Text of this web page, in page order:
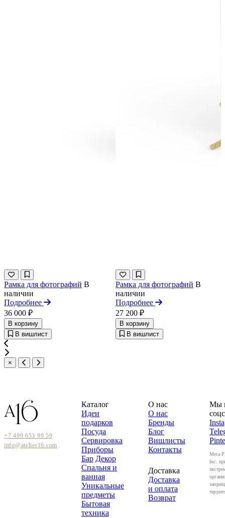
Рамка для фотографий В
наличии
Подробнее
36 000 ₽
В корзину
В вишлист
Рамка для фотографий В
наличии
Подробнее
27 200 ₽
В корзину
В вишлист
×
+7 499 653 99 59
info@atelier16.com
Каталог
Идеи
подарков
Посуда
Сервировка
Приборы
Бар Декор
Спальня и
ванная
Уникальные
предметы
Бытовая
техника
О нас
О нас
Бренды
Блог
Вишлисты
Контакты
Доставка
Доставка
и оплата
Возврат
Мы
Meta
Inc.